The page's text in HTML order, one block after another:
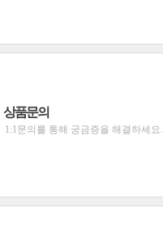
상품문의
1:1문의를 통해 궁금증을 해결하세요.